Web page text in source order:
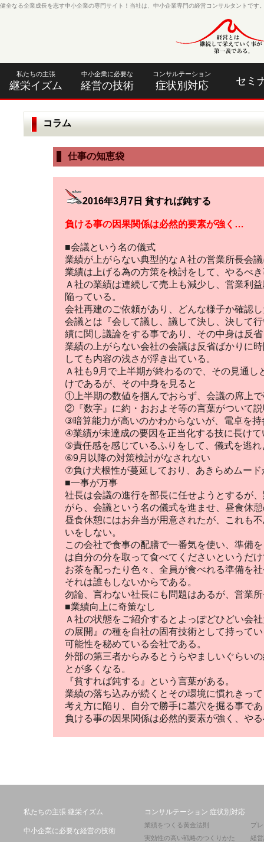
健全なる企業成長を志す中小企業の専門サイト！当社は、中小企業専門の経営コンサルタントです
私たちの主張
継栄イズム
中小企業に必要な
経営の技術
コンサルテーション
症状別対応 セミ
コラム
仕事の知恵袋
2016年3月7日 貧すれば鈍する
負ける事の因果関係は必然的要素が強く…
■会議という名の儀式
業績が上がらない典型的なＡ社の営業所長会
業績は上げる為の方策を検討をして、やるべ
Ａ社の業績は連続して売上も減少し、営業利
陥っている。
会社再建のご依頼があり、どんな様子か確認
会議とは『会して議し、議して決し、決して
績に関し議論をする事であり、その中身は反
業績の上がらない会社の会議は反省ばかりに
しても内容の浅さが浮き出ている。
Ａ社も9月で上半期が終わるので、その見通
けであるが、その中身を見ると
①上半期の数値を掴んでおらず、会議の席上
②『数字』に約・おおよそ等の言葉がついて
③暗算能力が高いのかわからないが、電卓を持
④業績が未達成の要因を正当化する技に長けて
⑤責任感を感じているふりをして、儀式を逃
⑥9月以降の対策検討がなされない
⑦負け犬根性が蔓延しており、あきらめムード
■一事が万事
社長は会議の進行を部長に任せようとするが
がら、会議という名の儀式を進ませ、昼食休
昼食休憩にはお弁当が用意されたが、これも
いをしない。
この会社で食事の配膳で一番気を使い、準備
は自分の分を取って食べてくださいというだ
お茶を配ったり色々、全員が食べれる準備を
それは誰もしないからである。
勿論、言わない社長にも問題はあるが、営業
■業績向上に奇策なし
Ａ社の状態をご紹介するとよっぽどひどい会
の展開』の種を自社の固有技術として持って
可能性を秘めている会社である。
外部の第三者からみるとうらやましいぐらい
とが多くなる。
『貧すれば鈍する』という言葉がある。
業績の落ち込みが続くとその環境に慣れきっ
考え方に陥り、自分で勝手に墓穴を掘る事で
負ける事の因果関係は必然的要素が強く、や
私たちの主張 継栄イズム
中小企業に必要な経営の技術
コンサルテーション 症状別対応
業績をつくる黄金法則
プ
実効性の高い戦略のつくりかた
経